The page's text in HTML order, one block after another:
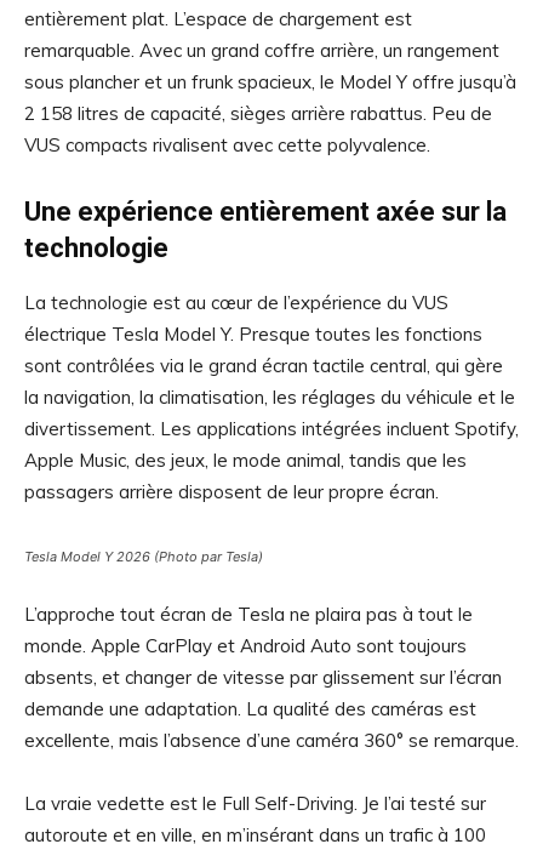
entièrement plat. L’espace de chargement est
remarquable. Avec un grand coffre arrière, un rangement
sous plancher et un frunk spacieux, le Model Y offre jusqu’à
2 158 litres de capacité, sièges arrière rabattus. Peu de
VUS compacts rivalisent avec cette polyvalence.
Une expérience entièrement axée sur la
technologie
La technologie est au cœur de l’expérience du VUS
électrique Tesla Model Y. Presque toutes les fonctions
sont contrôlées via le grand écran tactile central, qui gère
la navigation, la climatisation, les réglages du véhicule et le
divertissement. Les applications intégrées incluent Spotify,
Apple Music, des jeux, le mode animal, tandis que les
passagers arrière disposent de leur propre écran.
Tesla Model Y 2026 (Photo par Tesla)
L’approche tout écran de Tesla ne plaira pas à tout le
monde. Apple CarPlay et Android Auto sont toujours
absents, et changer de vitesse par glissement sur l’écran
demande une adaptation. La qualité des caméras est
excellente, mais l’absence d’une caméra 360° se remarque.
La vraie vedette est le Full Self-Driving. Je l’ai testé sur
autoroute et en ville, en m’insérant dans un trafic à 100